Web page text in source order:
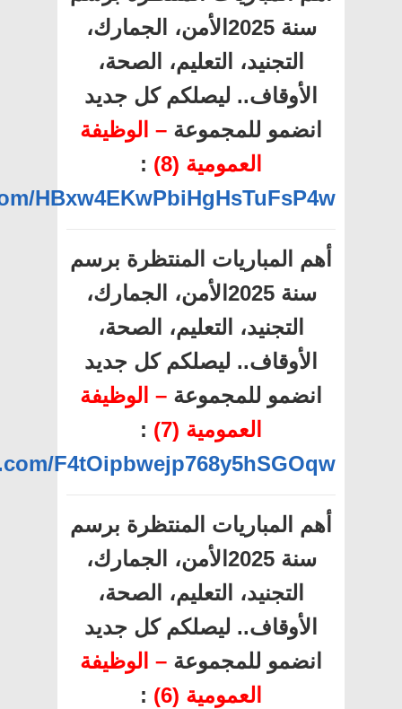
سنة 2025الأمن، الجمارك،
التجنيد، التعليم، الصحة،
الأوقاف.. ليصلكم كل جديد
انضمو للمجموعة – الوظيفة
العمومية (8)
:
HBxw4EKwPbiHgHsTuFsP4w
أهم المباريات المنتظرة برسم
سنة 2025الأمن، الجمارك،
التجنيد، التعليم، الصحة،
الأوقاف.. ليصلكم كل جديد
انضمو للمجموعة – الوظيفة
العمومية (7)
:
F4tOipbwejp768y5hSGOqw
أهم المباريات المنتظرة برسم
سنة 2025الأمن، الجمارك،
التجنيد، التعليم، الصحة،
الأوقاف.. ليصلكم كل جديد
انضمو للمجموعة – الوظيفة
العمومية (6)
: